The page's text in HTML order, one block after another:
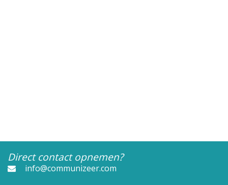
Direct contact opnemen?
info@communizeer.com